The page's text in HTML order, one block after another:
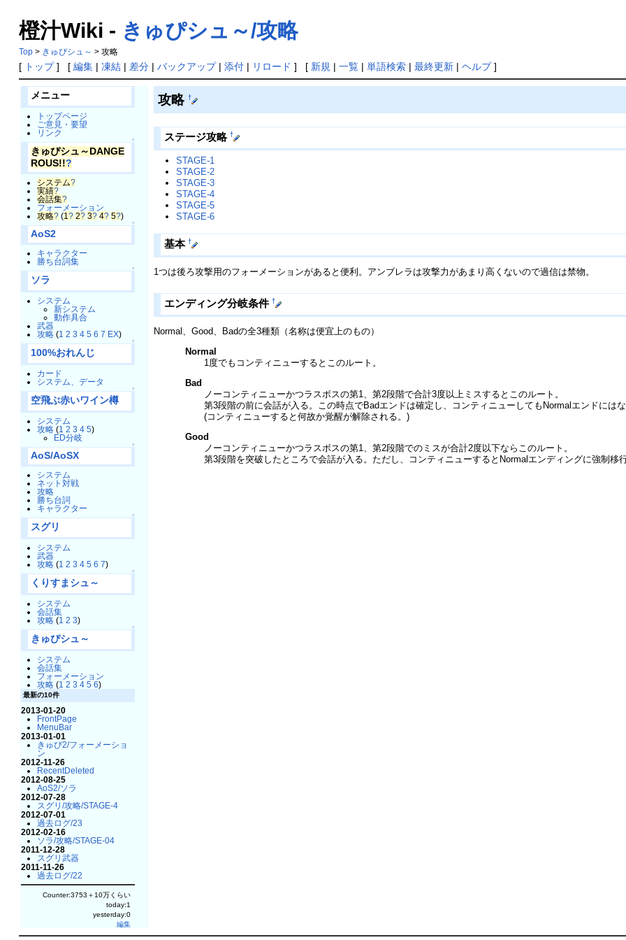
橙汁Wiki - きゅぴシュ～/攻略
Top> きゅぴシュ～ > 攻略
[ トップ] [ 編集| 凍結| 差分| バックアップ| 添付| リロード ] [ 新規 | 一覧| 単語検索| 最終更新| ヘルプ]
メニュー
トップページ
ご意見・要望
リンク
↑
きゅぴシュ～DANGE
ROUS!!?
システム?
実績?
会話集?
フォーメーション
攻略? (1? 2? 3? 4? 5?)
↑
AoS2
キャラクター
勝ち台詞集
↑
ソラ
システム
新システム
動作具合
武器
攻略 (1 2 3 4 5 6 7 EX)
↑
100%おれんじ
カード
システム、データ
↑
空飛ぶ赤いワイン樽
システム
攻略 (1 2 3 4 5)
ED分岐
↑
AoS/AoSX
システム
ネット対戦
攻略
勝ち台詞
キャラクター
↑
スグリ
システム
武器
攻略 (1 2 3 4 5 6 7)
↑
くりすまシュ～
システム
会話集
攻略 (1 2 3)
↑
きゅぴシュ～
システム
会話集
フォーメーション
攻略 (1 2 3 4 5 6)
最新の10件
2013-01-20
FrontPage
MenuBar
2013-01-01
きゅぴ2/フォーメーショ
ン
2012-11-26
RecentDeleted
2012-08-25
AoS2/ソラ
2012-07-28
スグリ/攻略/STAGE-4
2012-07-01
過去ログ/23
2012-02-16
ソラ/攻略/STAGE-04
2011-12-28
スグリ武器
2011-11-26
過去ログ/22
Counter:3753＋10万くらい
today:1
yesterday:0
編集
攻略†
ステージ攻略 †
STAGE-1
STAGE-2
STAGE-3
STAGE-4
STAGE-5
STAGE-6
基本 †
1つは後ろ攻撃用のフォーメーションがあると便利。アンブレラは攻撃力があまり高くないので過信は禁物。
エンディング分岐条件 †
Normal、Good、Badの全3種類（名称は便宜上のもの）
Normal
1度でもコンティニューするとこのルート。
Bad
ノーコンティニューかつラスボスの第1、第2段階で合計3度以上ミスするとこのルート。
第3段階の前に会話が入る。この時点でBadエンドは確定し、コンティニューしてもNormalエンドにはな
(コンティニューすると何故か覚醒が解除される。)
Good
ノーコンティニューかつラスボスの第1、第2段階でのミスが合計2度以下ならこのルート。
第3段階を突破したところで会話が入る。ただし、コンティニューするとNormalエンディングに強制移行